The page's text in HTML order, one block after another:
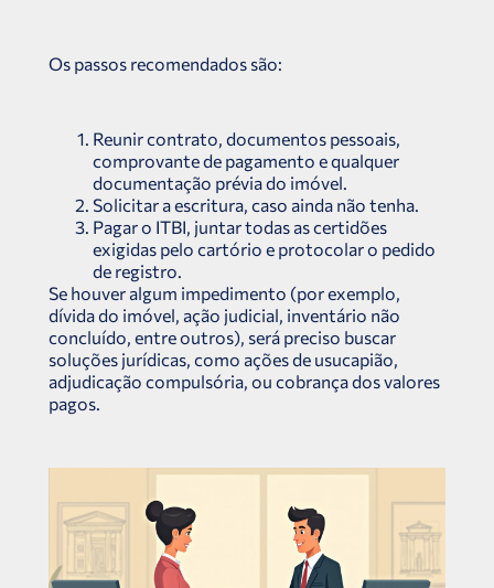
Os passos recomendados são:
Reunir contrato, documentos pessoais,
comprovante de pagamento e qualquer
documentação prévia do imóvel.
Solicitar a escritura, caso ainda não tenha.
Pagar o ITBI, juntar todas as certidões
exigidas pelo cartório e protocolar o pedido
de registro.
Se houver algum impedimento (por exemplo,
dívida do imóvel, ação judicial, inventário não
concluído, entre outros), será preciso buscar
soluções jurídicas, como ações de usucapião,
adjudicação compulsória, ou cobrança dos valores
pagos.